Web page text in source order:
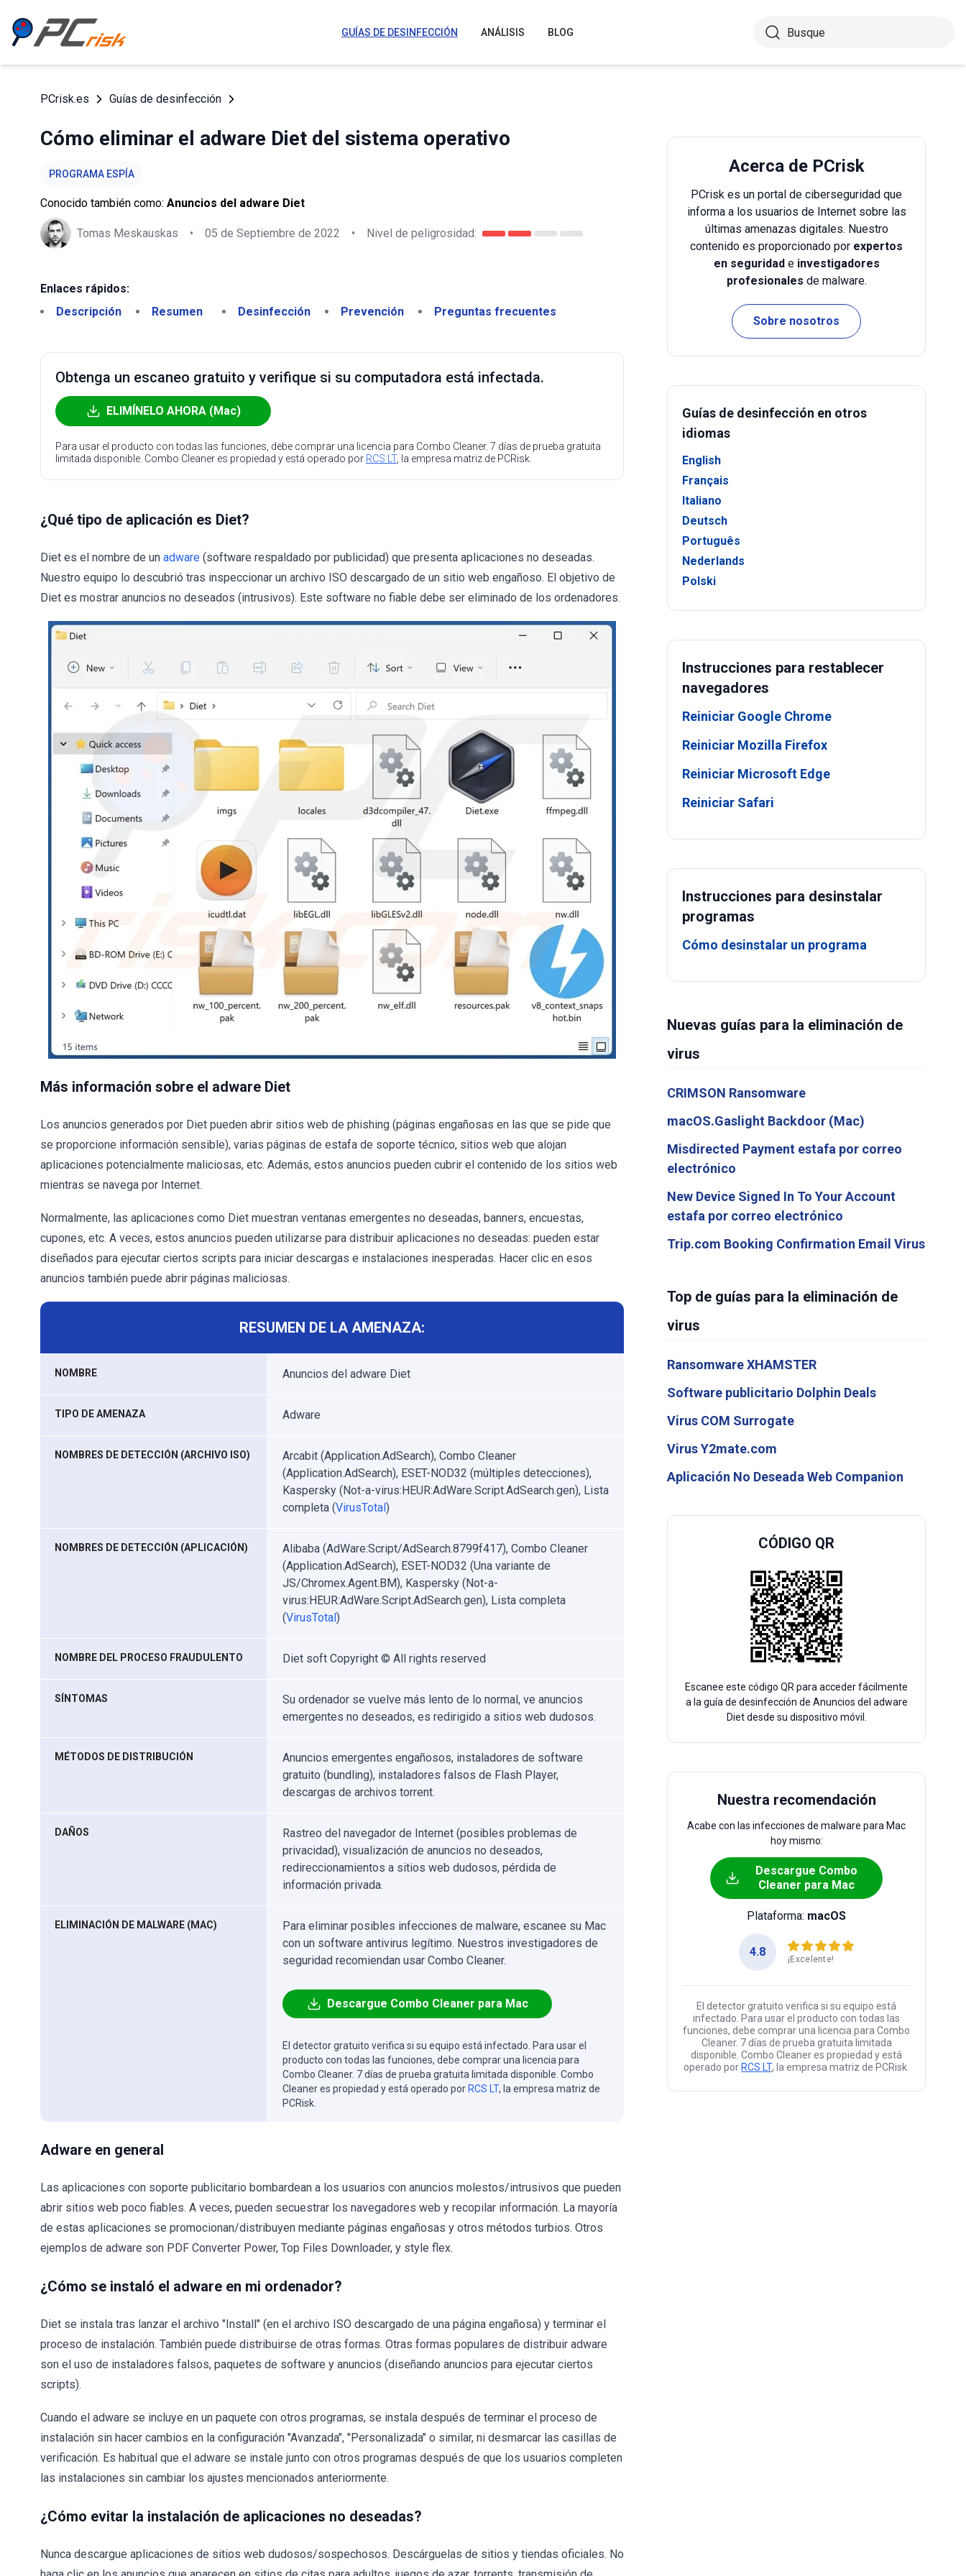
GUÍAS DE DESINFECCIÓN ANÁLISIS BLOG
PCrisk.es Guías de desinfección
Cómo eliminar el adware Diet del sistema operativo
PROGRAMA ESPÍA
Conocido también como: Anuncios del adware Diet
Tomas Meskauskas • 05 de Septiembre de 2022 • Nivel de peligrosidad:
Enlaces rápidos:
Descripción
Resumen Desinfección Prevención Preguntas frecuentes
Obtenga un escaneo gratuito y verifique si su computadora está infectada.
ELIMÍNELO AHORA (Mac)
Para usar el producto con todas las funciones, debe comprar una licencia para Combo Cleaner. 7 días de prueba gratuita
limitada disponible. Combo Cleaner es propiedad y está operado por RCS LT, la empresa matriz de PCRisk.
¿Qué tipo de aplicación es Diet?
Diet es el nombre de un adware (software respaldado por publicidad) que presenta aplicaciones no deseadas.
Nuestro equipo lo descubrió tras inspeccionar un archivo ISO descargado de un sitio web engañoso. El objetivo de
Diet es mostrar anuncios no deseados (intrusivos). Este software no fiable debe ser eliminado de los ordenadores.
Más información sobre el adware Diet
Los anuncios generados por Diet pueden abrir sitios web de phishing (páginas engañosas en las que se pide que
se proporcione información sensible), varias páginas de estafa de soporte técnico, sitios web que alojan
aplicaciones potencialmente maliciosas, etc. Además, estos anuncios pueden cubrir el contenido de los sitios web
mientras se navega por Internet.
Normalmente, las aplicaciones como Diet muestran ventanas emergentes no deseadas, banners, encuestas,
cupones, etc. A veces, estos anuncios pueden utilizarse para distribuir aplicaciones no deseadas: pueden estar
diseñados para ejecutar ciertos scripts para iniciar descargas e instalaciones inesperadas. Hacer clic en esos
anuncios también puede abrir páginas maliciosas.
RESUMEN DE LA AMENAZA:
NOMBRE Anuncios del adware Diet
TIPO DE AMENAZA Adware
NOMBRES DE DETECCIÓN (ARCHIVO ISO)
Arcabit (Application.AdSearch), Combo Cleaner
(Application.AdSearch), ESET-NOD32 (múltiples detecciones),
Kaspersky (Not-a-virus:HEUR:AdWare.Script.AdSearch.gen), Lista
completa (VirusTotal)
NOMBRES DE DETECCIÓN (APLICACIÓN)
Alibaba (AdWare:Script/AdSearch.8799f417), Combo Cleaner
(Application.AdSearch), ESET-NOD32 (Una variante de
JS/Chromex.Agent.BM), Kaspersky (Not-a-
virus:HEUR:AdWare.Script.AdSearch.gen), Lista completa
(VirusTotal)
NOMBRE DEL PROCESO FRAUDULENTO Diet soft Copyright © All rights reserved
SÍNTOMAS
Su ordenador se vuelve más lento de lo normal, ve anuncios
emergentes no deseados, es redirigido a sitios web dudosos.
MÉTODOS DE DISTRIBUCIÓN
Anuncios emergentes engañosos, instaladores de software
gratuito (bundling), instaladores falsos de Flash Player,
descargas de archivos torrent.
DAÑOS
Rastreo del navegador de Internet (posibles problemas de
privacidad), visualización de anuncios no deseados,
redireccionamientos a sitios web dudosos, pérdida de
información privada.
ELIMINACIÓN DE MALWARE (MAC)
Para eliminar posibles infecciones de malware, escanee su Mac
con un software antivirus legítimo. Nuestros investigadores de
seguridad recomiendan usar Combo Cleaner.
Descargue Combo Cleaner para Mac
El detector gratuito verifica si su equipo está infectado. Para usar el
producto con todas las funciones, debe comprar una licencia para
Combo Cleaner. 7 días de prueba gratuita limitada disponible. Combo
Cleaner es propiedad y está operado por RCS LT, la empresa matriz de
PCRisk.
Adware en general
Las aplicaciones con soporte publicitario bombardean a los usuarios con anuncios molestos/intrusivos que pueden
abrir sitios web poco fiables. A veces, pueden secuestrar los navegadores web y recopilar información. La mayoría
de estas aplicaciones se promocionan/distribuyen mediante páginas engañosas y otros métodos turbios. Otros
ejemplos de adware son PDF Converter Power, Top Files Downloader, y style flex.
¿Cómo se instaló el adware en mi ordenador?
Diet se instala tras lanzar el archivo "Install" (en el archivo ISO descargado de una página engañosa) y terminar el
proceso de instalación. También puede distribuirse de otras formas. Otras formas populares de distribuir adware
son el uso de instaladores falsos, paquetes de software y anuncios (diseñando anuncios para ejecutar ciertos
scripts).
Cuando el adware se incluye en un paquete con otros programas, se instala después de terminar el proceso de
instalación sin hacer cambios en la configuración "Avanzada", "Personalizada" o similar, ni desmarcar las casillas de
verificación. Es habitual que el adware se instale junto con otros programas después de que los usuarios completen
las instalaciones sin cambiar los ajustes mencionados anteriormente.
¿Cómo evitar la instalación de aplicaciones no deseadas?
Nunca descargue aplicaciones de sitios web dudosos/sospechosos. Descárguelas de sitios y tiendas oficiales. No
Acerca de PCrisk
PCrisk es un portal de ciberseguridad que
informa a los usuarios de Internet sobre las
últimas amenazas digitales. Nuestro
contenido es proporcionado por expertos
en seguridade investigadores
profesionales de malware.
Sobre nosotros
Guías de desinfección en otros
idiomas
English
Français
Italiano
Deutsch
Português
Nederlands
Polski
Instrucciones para restablecer
navegadores
Reiniciar Google Chrome
Reiniciar Mozilla Firefox
Reiniciar Microsoft Edge
Reiniciar Safari
Instrucciones para desinstalar
programas
Cómo desinstalar un programa
Nuevas guías para la eliminación de
virus
CRIMSON Ransomware
macOS.Gaslight Backdoor (Mac)
Misdirected Payment estafa por correo
electrónico
New Device Signed In To Your Account
estafa por correo electrónico
Trip.com Booking Confirmation Email Virus
Top de guías para la eliminación de
virus
Ransomware XHAMSTER
Software publicitario Dolphin Deals
Virus COM Surrogate
Virus Y2mate.com
Aplicación No Deseada Web Companion
CÓDIGO QR
Escanee este código QR para acceder fácilmente
a la guía de desinfección de Anuncios del adware
Diet desde su dispositivo móvil.
Nuestra recomendación
Acabe con las infecciones de malware para Mac
hoy mismo:
Descargue Combo
Cleaner para Mac
Plataforma: macOS
4.8
¡Excelente!
El detector gratuito verifica si su equipo está
infectado. Para usar el producto con todas las
funciones, debe comprar una licencia para Combo
Cleaner. 7 días de prueba gratuita limitada
disponible. Combo Cleaner es propiedad y está
operado por RCS LT, la empresa matriz de PCRisk.